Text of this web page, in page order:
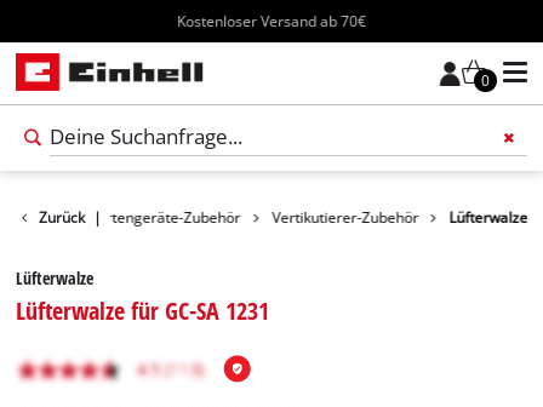
Kostenloser Versand ab 70€
0
Zurück |
Zubehör Gartengeräte-Zubehör Vertikutierer-Zubehör Lüfterwalze
Lüfterwalze
Lüfterwalze für GC-SA 1231